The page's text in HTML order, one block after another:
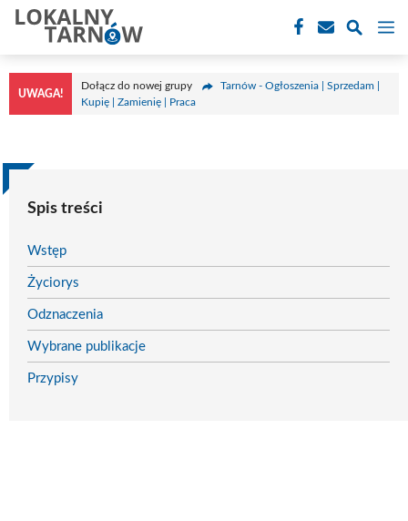
Przejdź
treści
UWAGA!
Dołącz do nowej grupy
Tarnów - Ogłoszenia | Sprzedam |
Kupię | Zamienię | Praca
Spis treści
Wstęp
Życiorys
Odznaczenia
Wybrane publikacje
Przypisy